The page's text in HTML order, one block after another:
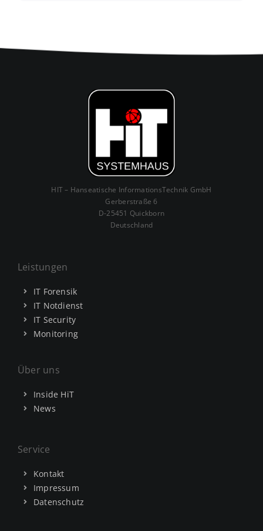
HIT – Hanseatische InformationsTechnik GmbH
Gerberstraße 6
D-25451 Quickborn
Deutschland
Leistungen
IT Forensik
IT Notdienst
IT Security
Monitoring
Über uns
Inside HiT
News
Service
Kontakt
Impressum
Datenschutz